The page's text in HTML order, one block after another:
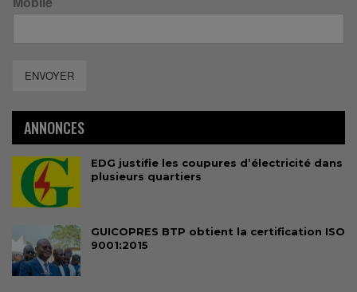
ENVOYER
ANNONCES
EDG justifie les coupures d’électricité dans
plusieurs quartiers
GUICOPRES BTP obtient la certification ISO
9001:2015